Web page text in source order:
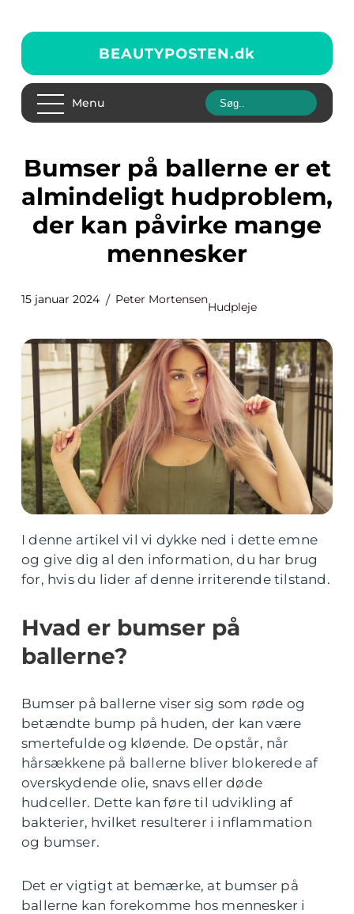
BEAUTYPOSTEN.dk
Menu
Bumser på ballerne er et
almindeligt hudproblem,
der kan påvirke mange
mennesker
15 januar 2024 Peter Mortensen
Hudpleje
I denne artikel vil vi dykke ned i dette emne
og give dig al den information, du har brug
for, hvis du lider af denne irriterende tilstand.
Hvad er bumser på
ballerne?
Bumser på ballerne viser sig som røde og
betændte bump på huden, der kan være
smertefulde og kløende. De opstår, når
hårsækkene på ballerne bliver blokerede af
overskydende olie, snavs eller døde
hudceller. Dette kan føre til udvikling af
bakterier, hvilket resulterer i inflammation
og bumser.
Det er vigtigt at bemærke, at bumser på
ballerne kan forekomme hos mennesker i